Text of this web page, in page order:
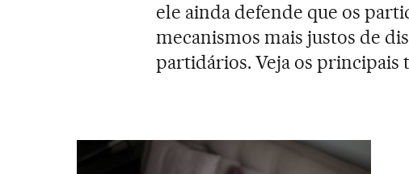
ele ainda defende que os
mecanismos mais justos de
partidários. Veja os principais